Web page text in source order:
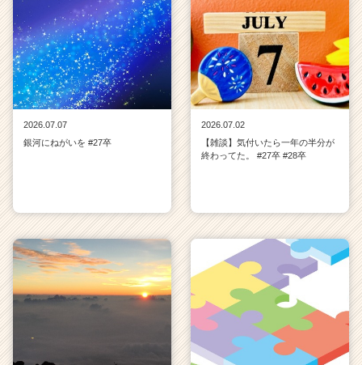
2026.07.07
銀河にねがいを #27卒
2026.07.02
【雑談】気付いたら一年の半分が
終わってた。 #27卒 #28卒